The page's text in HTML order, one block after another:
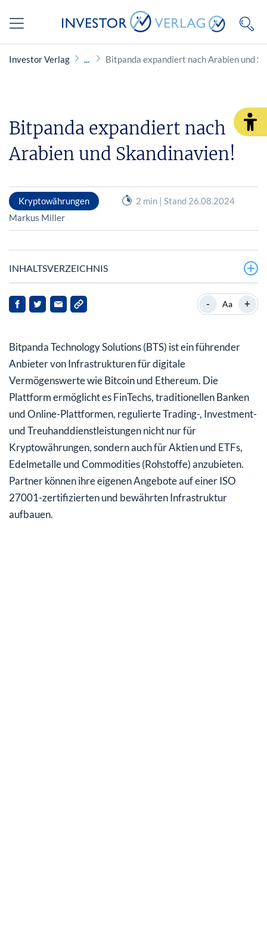
Investor Verlag Bitpanda expandiert nach Arabien und
Bitpanda expandiert nach
Arabien und Skandinavien!
Kryptowährungen
2 min | Stand 26.08.2024
Markus Miller
INHALTSVERZEICHNIS
Bitpanda schließt Partnerschaft mit der RAKBANK aus
den Vereinigten Arabischen Emiraten
den nordischen Ländern massiv aus
Investieren Sie auf soliden Wegen in die neue Krypto-
Welt!
- Aa +
Bitpanda Technology Solutions (BTS) ist ein führender
Anbieter von Infrastrukturen für digitale
Vermögenswerte wie Bitcoin und Ethereum. Die
Plattform ermöglicht es FinTechs, traditionellen Banken
und Online-Plattformen, regulierte Trading-, Investment-
und Treuhanddienstleistungen nicht nur für
Kryptowährungen, sondern auch für Aktien und ETFs,
Edelmetalle und Commodities (Rohstoffe) anzubieten.
Partner können ihre eigenen Angebote auf einer ISO
27001-zertifizierten und bewährten Infrastruktur
aufbauen.